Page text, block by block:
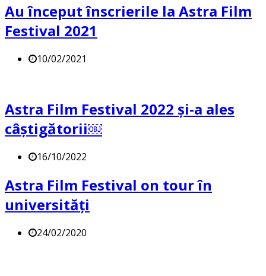
Au început înscrierile la Astra Film
Festival 2021
10/02/2021
Astra Film Festival 2022 și-a ales
câștigătorii￼
16/10/2022
Astra Film Festival on tour în
universități
24/02/2020